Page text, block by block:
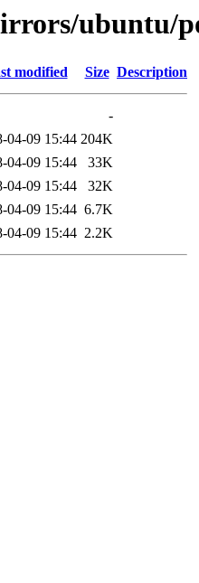
ubuntu/
modified Size Description
-
04-09 15:44 204K
04-09 15:44
33K
04-09 15:44
32K
04-09 15:44 6.7K
04-09 15:44 2.2K